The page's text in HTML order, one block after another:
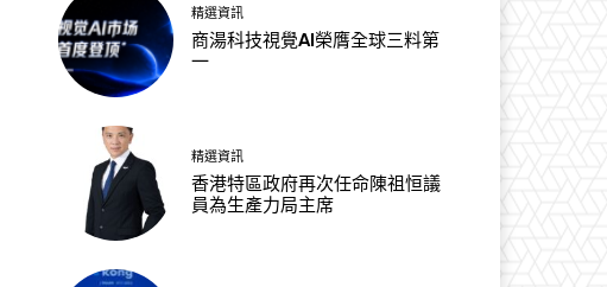
精選資訊
商湯科技視覺AI榮膺全球三料第
一
精選資訊
香港特區政府再次任命陳祖恒議
員為生產力局主席